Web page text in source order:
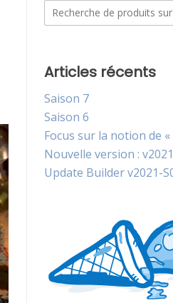
Articles récents
Saison 7
Saison 6
Focus sur la notion de «
Nouvelle version :
Update Builder v2021-